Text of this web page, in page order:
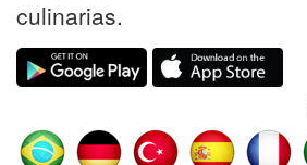
culinarias.